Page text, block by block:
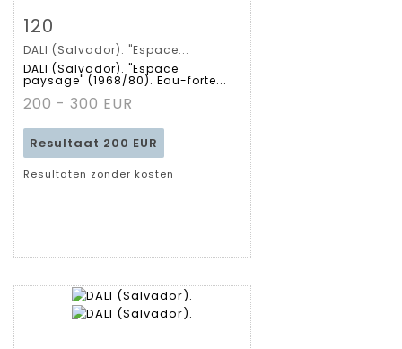
Gedetailleerde
fiche
120
DALI (Salvador). "Espace...
DALI (Salvador). "Espace
paysage" (1968/80). Eau-forte...
200 - 300 EUR
Resultaat 200 EUR
Resultaten zonder kosten